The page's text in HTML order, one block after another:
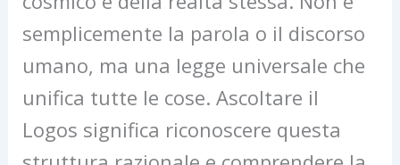
semplicemente la parola o il discorso
umano, ma una legge universale che
unifica tutte le cose. Ascoltare il
Logos significa riconoscere questa